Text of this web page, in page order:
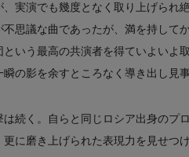
実演でも幾度となく取り上げられ
思議な曲であったが、満を持して
という最高の共演者を得ていよい
の影を余すところなく導き出し見
続く。自らと同じロシア出身のプ
に磨き上げられた表現力を見せつけ